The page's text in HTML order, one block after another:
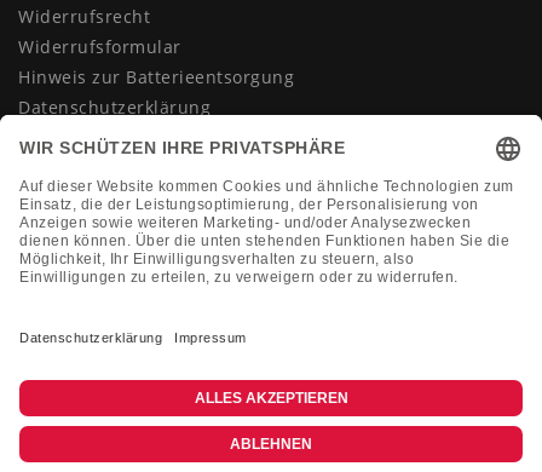
Widerrufsrecht
Widerrufsformular
Hinweis zur Batterieentsorgung
Datenschutzerklärung
AGB
Vertrag widerrufen
KONTAKT
+49 (0)2133 210433
shop@dienadel.de
Kieler Str. 18 - 41540 Dormagen
Kundenmeinungen